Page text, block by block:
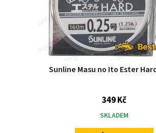
Sunline Masu no Ito Ester
349 Kč
SKLADEM